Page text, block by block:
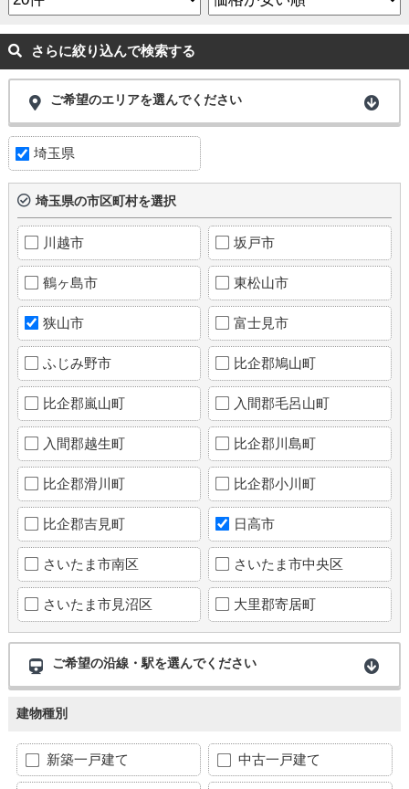
さらに絞り込んで検索する
ご希望のエリアを選んでください
埼玉県
埼玉県の市区町村を選択
川越市 坂戸市
鶴ヶ島市 東松山市
狭山市 富士見市
ふじみ野市 比企郡鳩山町
比企郡嵐山町 入間郡毛呂山町
入間郡越生町 比企郡川島町
比企郡滑川町 比企郡小川町
比企郡吉見町 日高市
さいたま市南区 さいたま市中央区
さいたま市見沼区 大里郡寄居町
ご希望の沿線・駅を選んでください
建物種別
新築一戸建て 中古一戸建て